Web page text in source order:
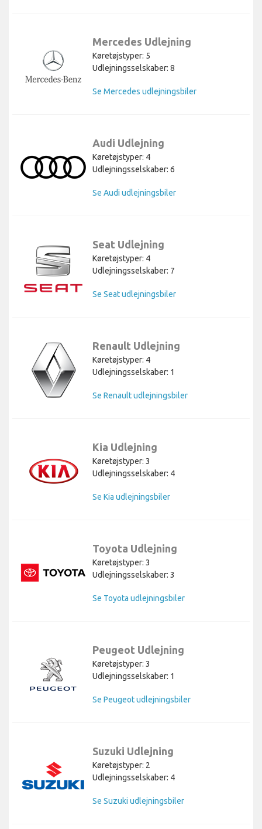
Mercedes Udlejning
Køretøjstyper: 5
Udlejningsselskaber: 8
Se Mercedes udlejningsbiler
Audi Udlejning
Køretøjstyper: 4
Udlejningsselskaber: 6
Se Audi udlejningsbiler
Seat Udlejning
Køretøjstyper: 4
Udlejningsselskaber: 7
Se Seat udlejningsbiler
Renault Udlejning
Køretøjstyper: 4
Udlejningsselskaber: 1
Se Renault udlejningsbiler
Kia Udlejning
Køretøjstyper: 3
Udlejningsselskaber: 4
Se Kia udlejningsbiler
Toyota Udlejning
Køretøjstyper: 3
Udlejningsselskaber: 3
Se Toyota udlejningsbiler
Peugeot Udlejning
Køretøjstyper: 3
Udlejningsselskaber: 1
Se Peugeot udlejningsbiler
Suzuki Udlejning
Køretøjstyper: 2
Udlejningsselskaber: 4
Se Suzuki udlejningsbiler